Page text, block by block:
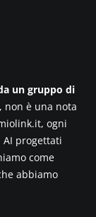
un gruppo di
non è una nota
ogni
AI progettati
come
abbiamo